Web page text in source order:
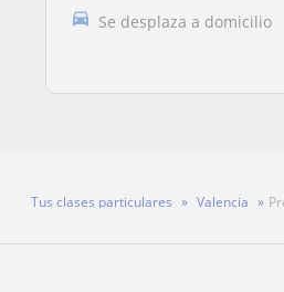
Se desplaza a domicilio
Tus clases particulares Valencia